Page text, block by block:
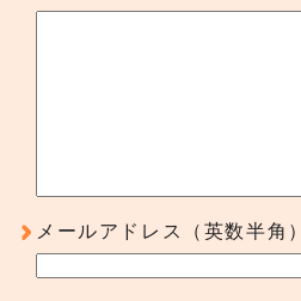
メールアドレス（英数半角）